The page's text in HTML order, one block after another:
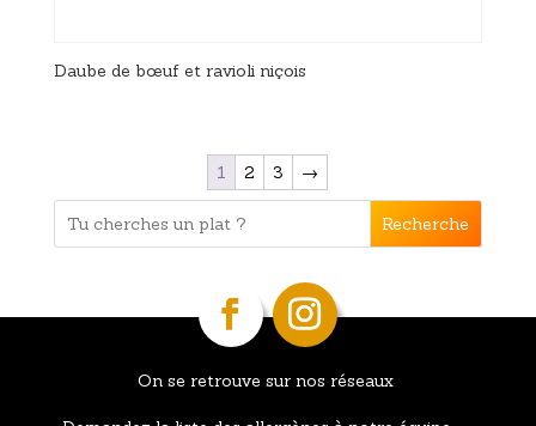
Daube de bœuf et ravioli niçois
1 2 3 →
Recherche
On se retrouve sur nos réseaux